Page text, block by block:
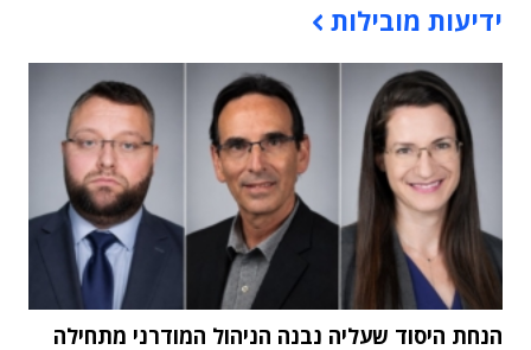
ידיעות מובילות
הנחת היסוד שעליה נבנה הניהול המודרני מתחילה